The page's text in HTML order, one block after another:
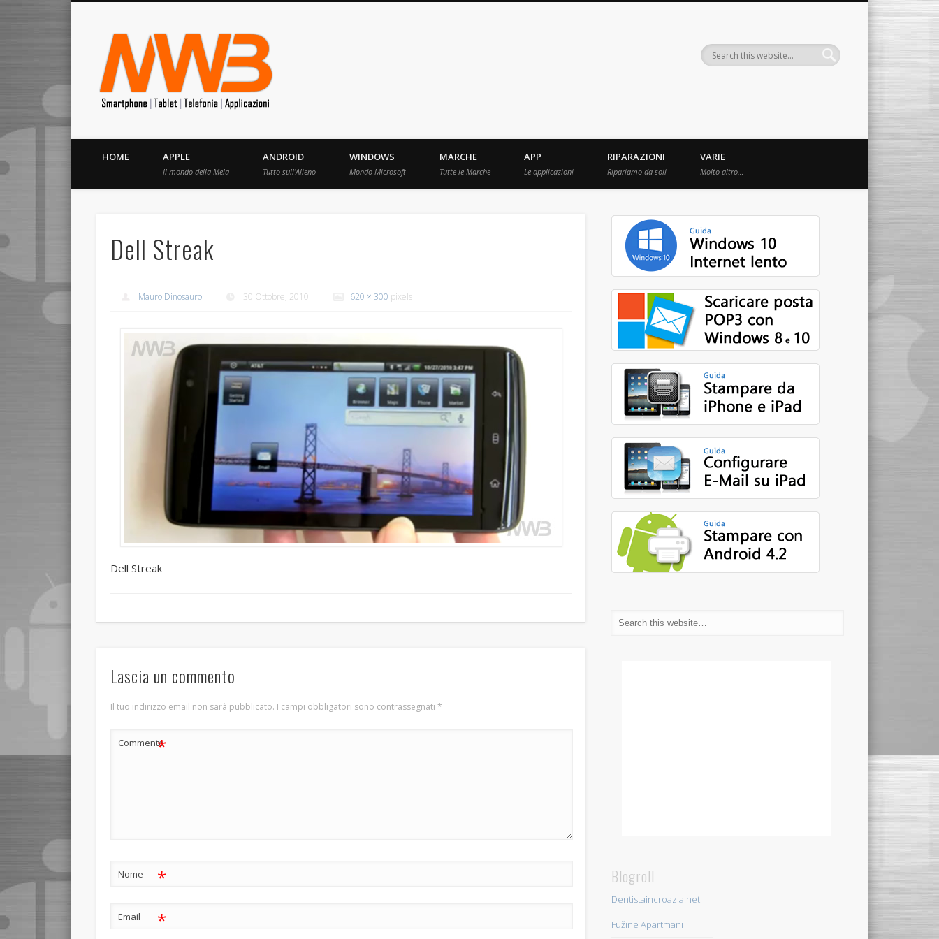
Siete appassionati di telefonia? I migliori Video, Recensioni e Prove raccolti in Rete.
HOME APPLE
Il mondo della Mela
ANDROID
Tutto sull’Alieno
WINDOWS
Mondo Microsoft
MARCHE
Tutte le Marche
APP
Le applicazioni
RIPARAZIONI
Ripariamo da soli
VARIE
Molto altro…
Dell Streak
Mauro Dinosauro 30 Ottobre, 2010 620 × 300 pixels
Dell Streak
Lascia un commento
Il tuo indirizzo email non sarà pubblicato. I campi obbligatori sono contrassegnati*
Commento
*
Nome *
Email *
Blogroll
Dentistaincroazia.net
Fužine Apartmani